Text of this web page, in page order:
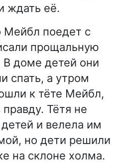
ждать её.
Мейбл поедет с
прощальную
В доме детей они
спать, а утром
к тёте Мейбл,
Тётя не
и велела им
но дети решили
на склоне холма.